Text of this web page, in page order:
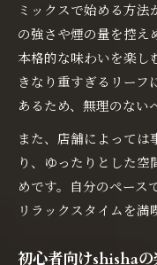
ミックスで始める方法
の強さや煙の量を控え
本格的な味わいを楽し
きなり重すぎるリーフ
あるため、無理のない
また、店舗によっては
り、ゆったりとした
めです。自分のペース
リラックスタイムを満
初心者向けshisha